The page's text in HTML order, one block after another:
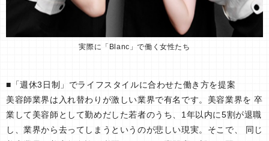
実際に「Blanc」で働く女性たち
■「週休3日制」でライフスタイルに合わせた働き方を提案
美容師業界は入れ替わりが激しい業界で有名です。美容業界を 卒
業して美容師として勤めだした若者のうち、1年以内に5割が退職
し、業界から去ってしまうというのが悲しい現実。そこで、 同じ